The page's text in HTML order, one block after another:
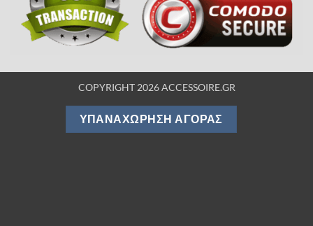
COPYRIGHT 2026 ACCESSOIRE.GR
ΥΠΑΝΑΧΏΡΗΣΗ ΑΓΟΡΆΣ